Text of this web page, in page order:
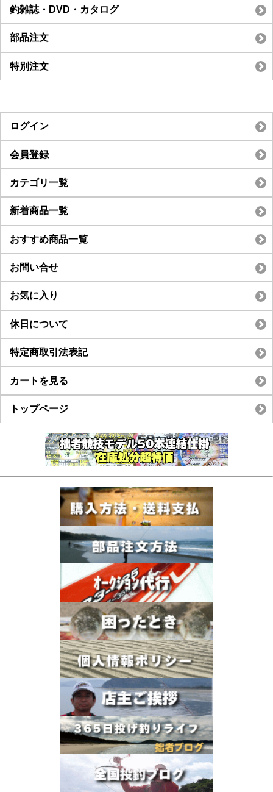
釣雑誌・DVD・カタログ
部品注文
特別注文
ログイン
会員登録
カテゴリ一覧
新着商品一覧
おすすめ商品一覧
お問い合せ
お気に入り
休日について
特定商取引法表記
カートを見る
トップページ